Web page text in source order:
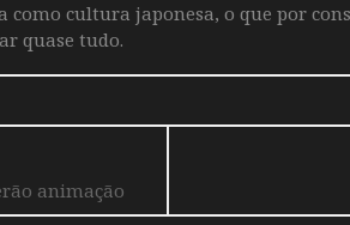
como cultura japonesa, o que por
quase tudo.
animação